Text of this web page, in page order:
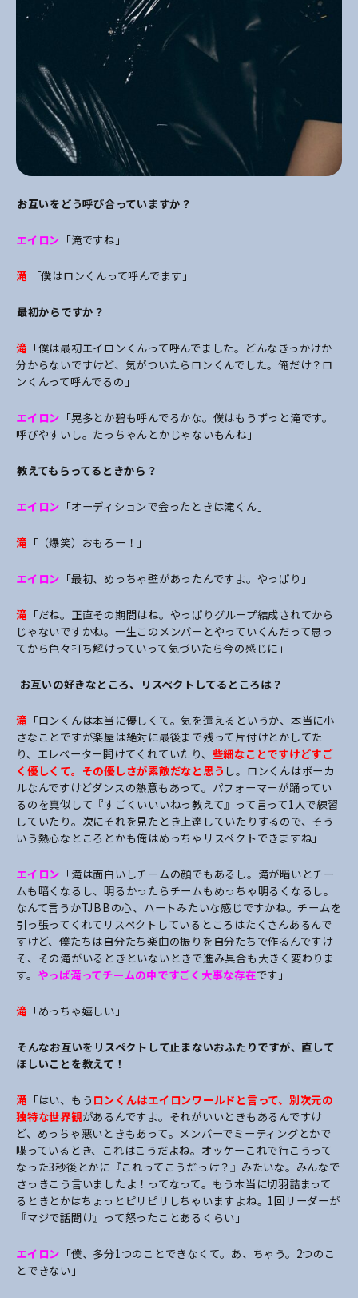
――お互いをどう呼び合っていますか？
エイロン 「滝ですね」
滝 「僕はロンくんって呼んでます」
――最初からですか？
滝 「僕は最初エイロンくんって呼んでました。どんなきっかけか
分からないですけど、気がついたらロンくんでした。俺だけ？ロ
ンくんって呼んでるの」
エイロン 「晃多とか碧も呼んでるかな。僕はもうずっと滝です。
呼びやすいし。たっちゃんとかじゃないもんね」
――教えてもらってるときから？
エイロン 「オーディションで会ったときは滝くん」
滝 「（爆笑）おもろー！」
エイロン 「最初、めっちゃ壁があったんですよ。やっぱり」
滝 「だね。正直その期間はね。やっぱりグループ結成されてから
じゃないですかね。一生このメンバーとやっていくんだって思っ
てから色々打ち解けっていって気づいたら今の感じに」
―― お互いの好きなところ、リスペクトしてるところは？
滝 「ロンくんは本当に優しくて。気を遣えるというか、本当に小
さなことですが楽屋は絶対に最後まで残って片付けとかしてた
り、エレベーター開けてくれていたり、 些細なことですけどすご
く優しくて。その優しさが素敵だなと思う し。ロンくんはボーカ
ルなんですけどダンスの熱意もあって。パフォーマーが踊ってい
るのを真似して『すごくいいいねっ教えて』って言って1人で練習
していたり。次にそれを見たとき上達していたりするので、そう
いう熱心なところとかも俺はめっちゃリスペクトできますね」
エイロン 「滝は面白いしチームの顔でもあるし。滝が暗いとチー
ムも暗くなるし、明るかったらチームもめっちゃ明るくなるし。
なんて言うかTJBBの心、ハートみたいな感じですかね。チームを
引っ張ってくれてリスペクトしているところはたくさんあるんで
すけど、僕たちは自分たち楽曲の振りを自分たちで作るんですけ
そ、その滝がいるときといないときで進み具合も大きく変わりま
す。 やっぱ滝ってチームの中ですごく大事な存在です」
滝 「めっちゃ嬉しい」
――そんなお互いをリスペクトして止まないおふたりですが、直して
ほしいことを教えて！
滝 「はい、もう ロンくんはエイロンワールドと言って、別次元の
独特な世界観があるんですよ。それがいいときもあるんですけ
ど、めっちゃ悪いときもあって。メンバーでミーティングとかで
喋っているとき、これはこうだよね。オッケーこれで行こうって
なった3秒後とかに『これってこうだっけ？』みたいな。みんなで
さっきこう言いましたよ！ってなって。もう本当に切羽詰まって
るときとかはちょっとピリピリしちゃいますよね。1回リーダーが
『マジで話聞け』って怒ったことあるくらい」
エイロン 「僕、多分1つのことできなくて。あ、ちゃう。2つのこ
とできない」